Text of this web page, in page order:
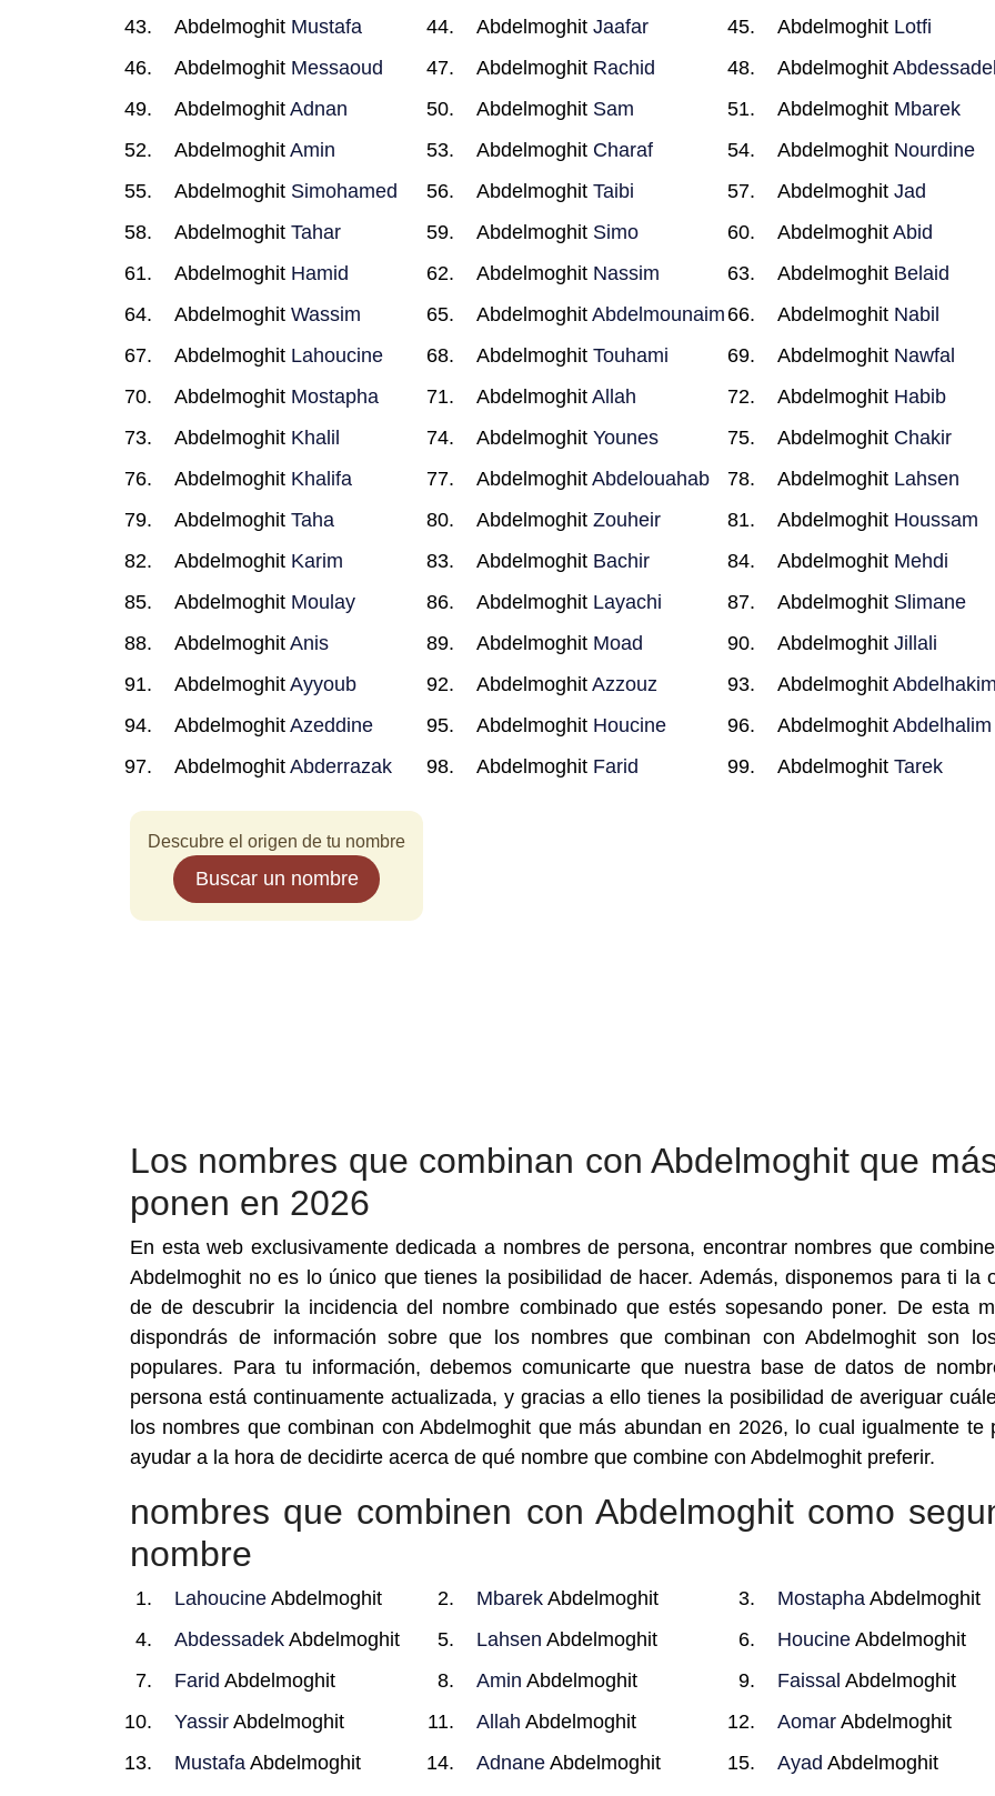
Abdelmoghit Mustafa Abdelmoghit Jaafar Abdelmoghit Lotfi
Abdelmoghit Messaoud Abdelmoghit Rachid Abdelmoghit
Abdelmoghit Adnan Abdelmoghit Sam Abdelmoghit Mbarek
Abdelmoghit Amin Abdelmoghit Charaf Abdelmoghit Nourdine
Abdelmoghit Simohamed Abdelmoghit Taibi AbdelmoghitJad
Abdelmoghit Tahar Abdelmoghit Simo AbdelmoghitAbid
Abdelmoghit Hamid Abdelmoghit Nassim Abdelmoghit Belaid
Abdelmoghit Wassim Abdelmoghit Abdelmounaim Abdelmoghit Nabil
Abdelmoghit Lahoucine Abdelmoghit Touhami Abdelmoghit Nawfal
Abdelmoghit Mostapha Abdelmoghit Allah Abdelmoghit Habib
Abdelmoghit Khalil Abdelmoghit Younes Abdelmoghit Chakir
Abdelmoghit Khalifa Abdelmoghit Abdelouahab Abdelmoghit Lahsen
Abdelmoghit Taha Abdelmoghit Zouheir Abdelmoghit Houssam
Abdelmoghit Karim Abdelmoghit Bachir Abdelmoghit Mehdi
Abdelmoghit Moulay Abdelmoghit Layachi Abdelmoghit Slimane
Abdelmoghit Anis Abdelmoghit Moad AbdelmoghitJillali
Abdelmoghit Ayyoub Abdelmoghit Azzouz Abdelmoghit
Abdelmoghit Azeddine Abdelmoghit Houcine AbdelmoghitAbdelhalim
Abdelmoghit Abderrazak Abdelmoghit Farid AbdelmoghitTarek
Descubre el origen de tu nombre
Buscar un nombre
Los nombres que combinan con Abdelmoghit que
ponen en 2026
En esta web exclusivamente dedicada a nombres de persona, encontrar nombres que
Abdelmoghit no es lo único que tienes la posibilidad de hacer. Además, disponemos para ti la
de de descubrir la incidencia del nombre combinado que estés sopesando poner. De esta
dispondrás de información sobre que los nombres que combinan con Abdelmoghit son
populares. Para tu información, debemos comunicarte que nuestra base de datos de
persona está continuamente actualizada, y gracias a ello tienes la posibilidad de averiguar
los nombres que combinan con Abdelmoghit que más abundan en 2026, lo cual igualmente te
ayudar a la hora de decidirte acerca de qué nombre que combine con Abdelmoghit preferir.
nombres que combinen con Abdelmoghit como
nombre
Lahoucine Abdelmoghit MbarekAbdelmoghit Mostapha Abdelmoghit
Abdessadek Abdelmoghit Lahsen Abdelmoghit Houcine Abdelmoghit
Farid Abdelmoghit Amin Abdelmoghit Faissal Abdelmoghit
Yassir Abdelmoghit Allah Abdelmoghit Aomar Abdelmoghit
Mustafa Abdelmoghit AdnaneAbdelmoghit Ayad Abdelmoghit